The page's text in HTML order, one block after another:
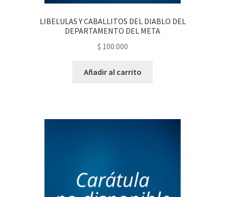
LIBELULAS Y CABALLITOS DEL DIABLO DEL
DEPARTAMENTO DEL META
$ 100.000
Añadir al carrito